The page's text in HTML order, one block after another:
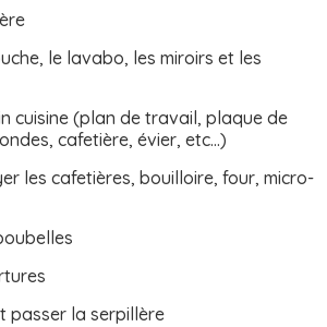
le lavabo, les miroirs et les
cuisine (plan de travail, plaque de
cafetière, évier, etc...)
les cafetières, bouilloire, four, micro-
passer la serpillère